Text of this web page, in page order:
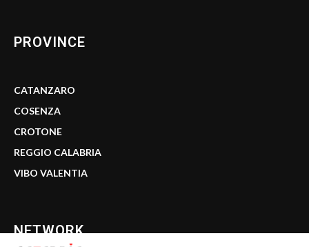
PROVINCE
CATANZARO
COSENZA
CROTONE
REGGIO CALABRIA
VIBO VALENTIA
NETWORK